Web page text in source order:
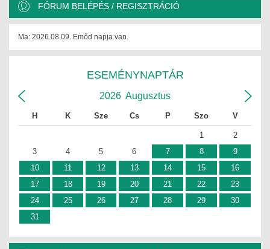
FÓRUM BELÉPÉS / REGISZTRÁCIÓ
Ma: 2026.08.09. Emőd napja van.
ESEMÉNYNAPTÁR
2026 Augusztus
H K Sze Cs P Szo V
1
2
3
4 5 6 7 8
9
10
11 12 13 14 15
16
17
18 19 20 21 22
23
24
25 26 27 28 29
30
31